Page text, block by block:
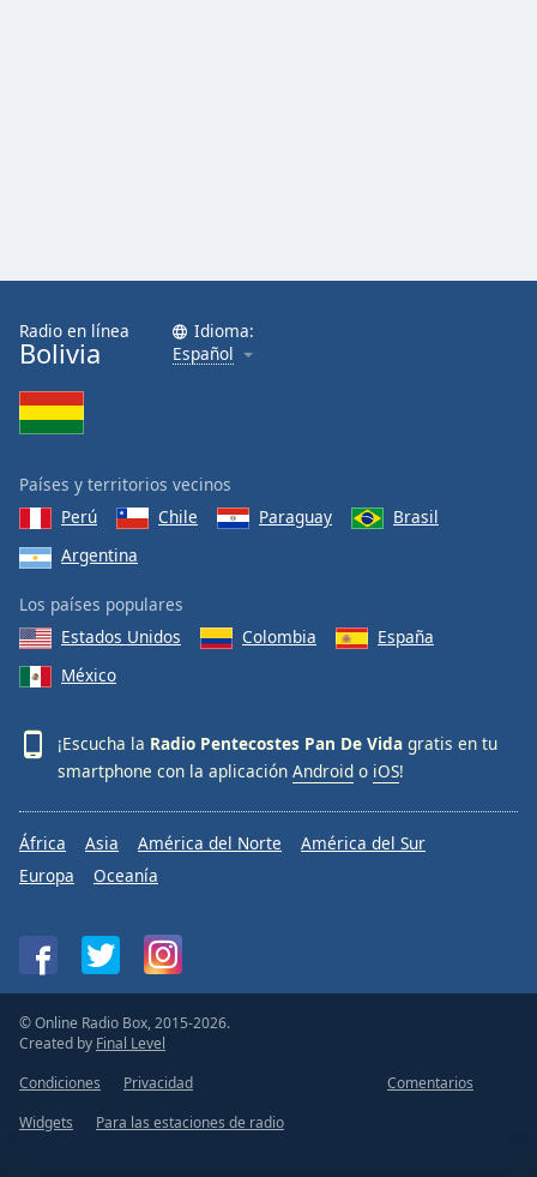
Radio en línea
Bolivia
Idioma:
Español
Países y territorios vecinos
Perú
Chile Paraguay
Brasil
Argentina
Los países populares
Estados Unidos
Colombia
España
México
¡Escucha la Radio Pentecostes Pan De Vida gratis en tu
smartphone con la aplicación Android o iOS!
África Asia América del Norte
América del Sur
Europa
Oceanía
© Online Radio Box, 2015-2026.
Created by Final Level
Condiciones
Privacidad
Comentarios
Widgets
Para las estaciones de radio